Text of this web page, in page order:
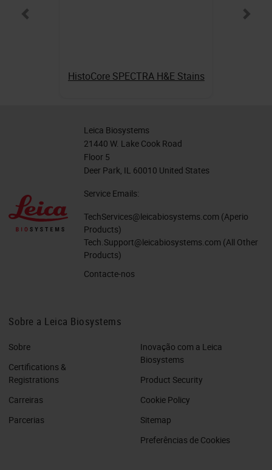
HistoCore SPECTRA H&E Stains
Leica Biosystems
21440 W. Lake Cook Road
Floor 5
Deer Park, IL 60010 United States
Service Emails:
TechServices@leicabiosystems.com (Aperio
Products)
Tech.Support@leicabiosystems.com (All Other
Products)
Contacte-nos
Sobre a Leica Biosystems
Sobre
Certifications &
Registrations
Carreiras
Parcerias
Inovação com a Leica
Biosystems
Product Security
Cookie Policy
Sitemap
Preferências de Cookies